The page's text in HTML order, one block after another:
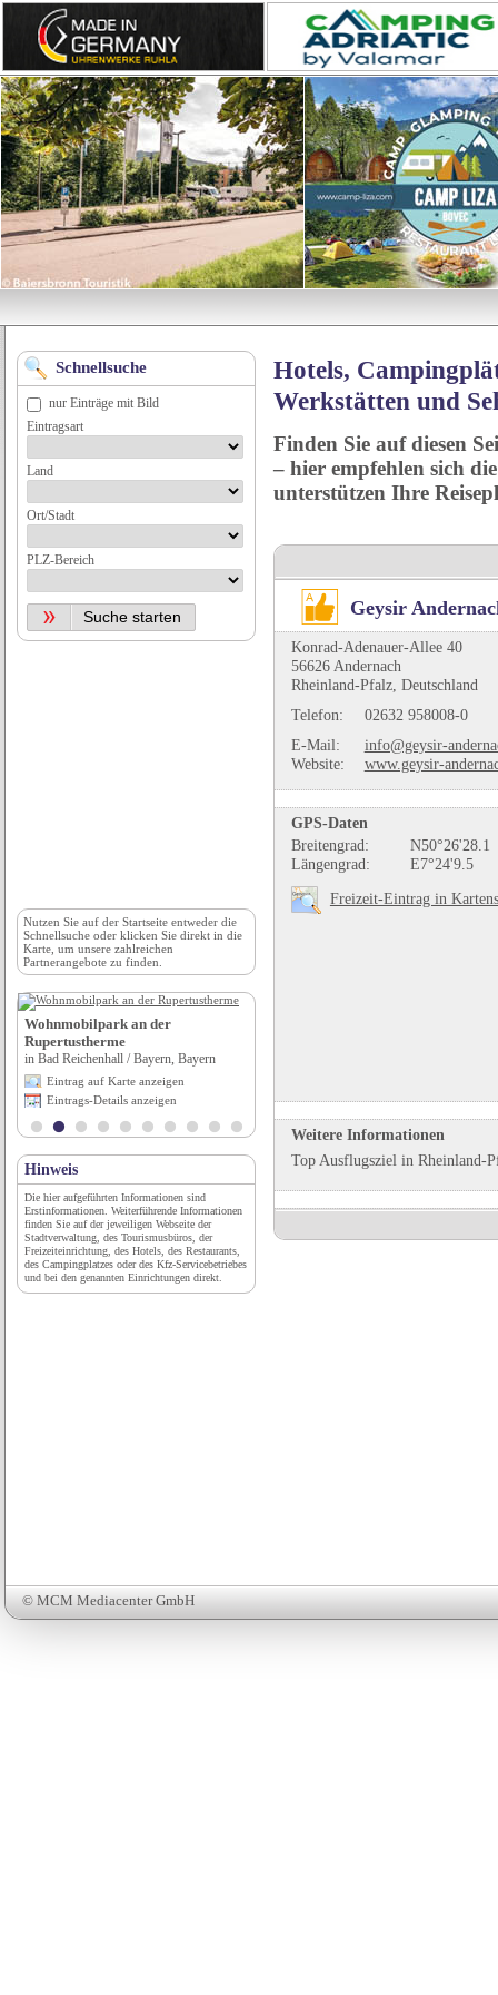
Hotels,
Werkstätten und
Finden Sie auf diesen
– hier empfehlen sich
unterstützen Ihre
Geysir
Konrad-Adenauer-Allee 40
56626 Andernach
Rheinland-Pfalz, Deutschland
Telefon:
02632 958008-0
E-Mail:
info@geysir-
Website:
www.geysir-
GPS-Daten
Breitengrad:
N50°26'28.1
Längengrad:
E7°24'9.5
Freizeit-Eintrag in
Weitere Informationen
Top Ausflugsziel in Rheinland-
© MCM Mediacenter GmbH
Schnellsuche
nur Einträge mit Bild
Eintragsart
Land
Ort/Stadt
PLZ-Bereich
Nutzen Sie auf der Startseite entweder die
Schnellsuche oder klicken Sie direkt in die
Karte, um unsere zahlreichen
Partnerangebote zu finden.
Wohnmobilpark an der
Rupertustherme
in Bad Reichenhall / Bayern, Bayern
Eintrag auf Karte anzeigen
Eintrags-Details anzeigen
Hinweis
Die hier aufgeführten Informationen sind
Erstinformationen. Weiterführende Informationen
finden Sie auf der jeweiligen Webseite der
Stadtverwaltung, des Tourismusbüros, der
Freizeiteinrichtung, des Hotels, des Restaurants,
des Campingplatzes oder des Kfz-Servicebetriebes
und bei den genannten Einrichtungen direkt.